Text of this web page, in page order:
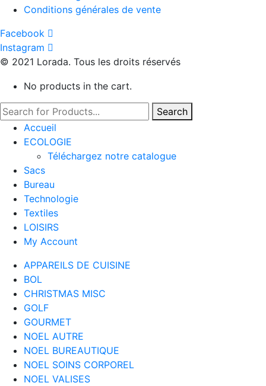
Conditions générales de vente
Facebook
Instagram
© 2021 Lorada. Tous les droits réservés
No products in the cart.
Search
Accueil
ECOLOGIE
Téléchargez notre catalogue
Sacs
Bureau
Technologie
Textiles
LOISIRS
My Account
APPAREILS DE CUISINE
BOL
CHRISTMAS MISC
GOLF
GOURMET
NOEL AUTRE
NOEL BUREAUTIQUE
NOEL SOINS CORPOREL
NOEL VALISES